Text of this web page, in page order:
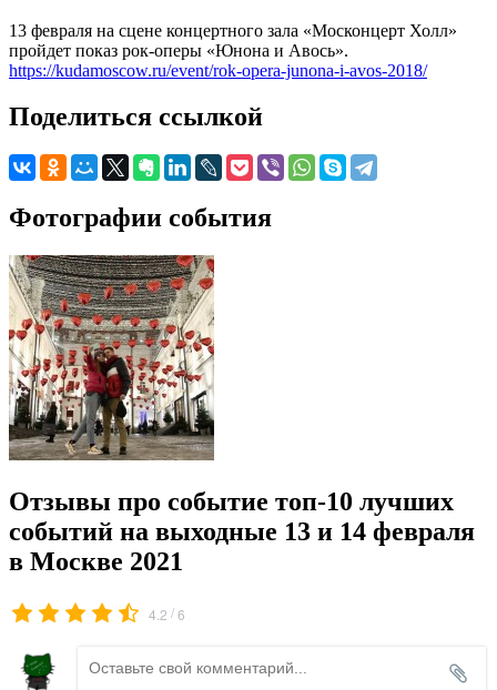
13 февраля на сцене концертного зала «Москонцерт Холл»
пройдет показ рок-оперы «Юнона и Авось».
https://kudamoscow.ru/event/rok-opera-junona-i-avos-2018/
Поделиться ссылкой
Фотографии события
Отзывы про событие топ-10 лучших
событий на выходные 13 и 14 февраля
в Москве 2021
4.2 /6